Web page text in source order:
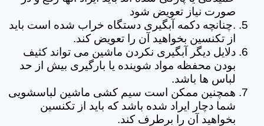
صورت نیاز تعویض شود
.چنانچه دکمه آبگیری دستگاه خراب شده است باید
از تکنسین بخواهید آن را تعویض کند.
دلایل دیگر آبگیری نکردن ماشین می تواند کثیف
بودن محفظه مواد شوینده یا بارگیری بیش از حد
لباس ها باشد.
همچنین ممکن است سیم کشی ماشین لباسشویی
شما دچار ایراد شده باشد که باید از تکنسین
بخواهید آن را برطرف کند.